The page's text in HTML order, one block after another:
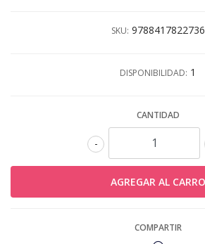
SKU: 9788417822736
DISPONIBILIDAD: 1
CANTIDAD
-
COMPARTIR